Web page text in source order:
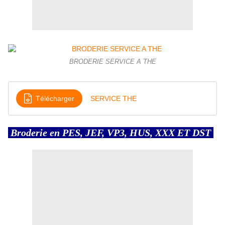
BRODERIE SERVICE A THE
Télécharger SERVICE THE
Broderie en PES, JEF, VP3, HUS, XXX ET DST